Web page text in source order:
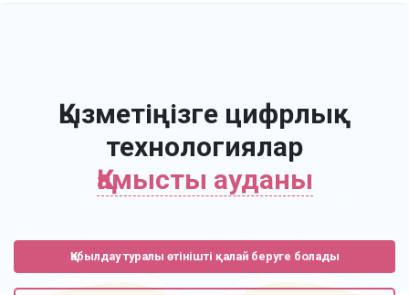
Қызметіңізге цифрлық
технологиялар
Қамысты ауданы
Қабылдау туралы өтінішті қалай беруге болады